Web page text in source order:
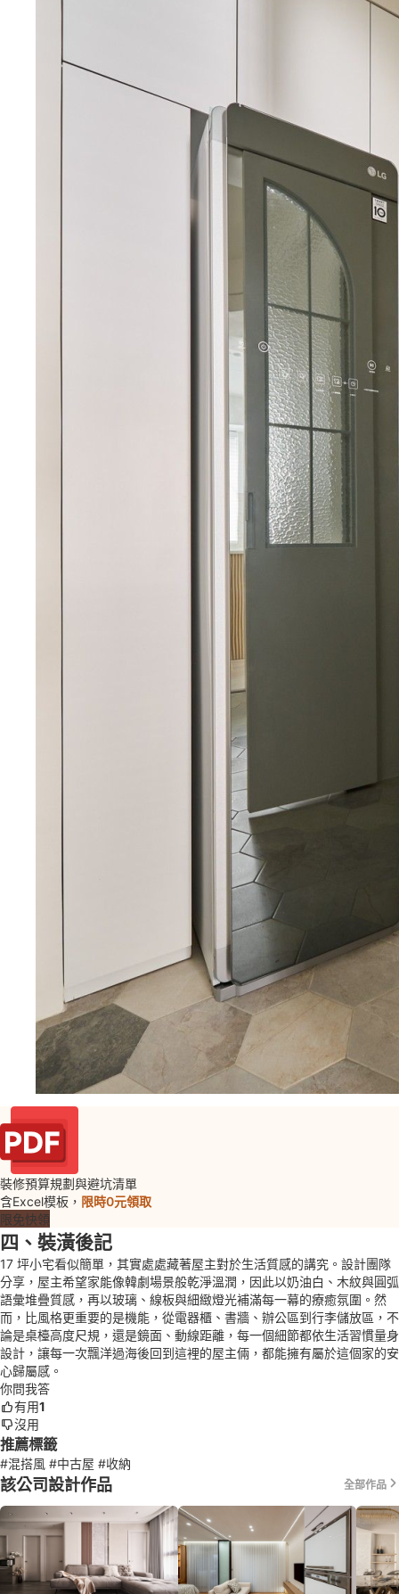
裝修預算規劃與避坑清單
含Excel模板， 限時0元領取
限免快領
四、裝潢後記
17 坪小宅看似簡單，其實處處藏著屋主對於生活質感的講究。設計團隊
分享，屋主希望家能像韓劇場景般乾淨溫潤，因此以奶油白、木紋與圓弧
語彙堆疊質感，再以玻璃、線板與細緻燈光補滿每一幕的療癒氛圍。然
而，比風格更重要的是機能，從電器櫃、書牆、辦公區到行李儲放區，不
論是桌檯高度尺規，還是鏡面、動線距離，每一個細節都依生活習慣量身
設計，讓每一次飄洋過海後回到這裡的屋主倆，都能擁有屬於這個家的安
心歸屬感。
你問我答
有用1
沒用
推薦標籤
#混搭風 #中古屋 #收納
該公司設計作品 全部作品